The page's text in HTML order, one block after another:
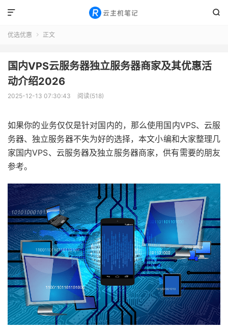


优选优惠  正文
国内VPS云服务器独立服务器商家及其优惠活
动介绍2026
2025-12-13 07:30:43 阅读(518)
如果你的业务仅仅是针对国内的，那么使用国内VPS、云服
务器、独立服务器不失为好的选择，本文小编和大家整理几
家国内VPS、云服务器及独立服务器商家，供有需要的朋友
参考。